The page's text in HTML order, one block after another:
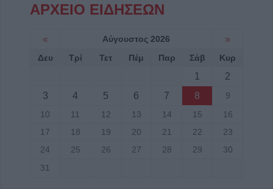
ΑΡΧΕΙΟ ΕΙΔΗΣΕΩΝ
« Αύγουστος 2026 »
Δευ Τρί Τετ Πέμ Παρ Σάβ Κυρ
1
2
3
4 5 6 7 8
9
10
11 12 13 14 15
16
17
18 19 20 21 22
23
24
25 26 27 28 29
30
31